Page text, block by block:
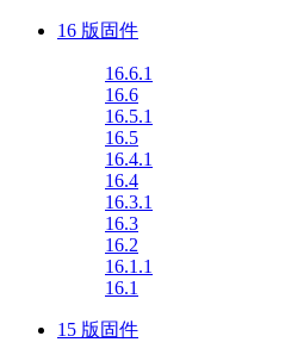
16 版固件
16.6.1
16.6
16.5.1
16.5
16.4.1
16.4
16.3.1
16.3
16.2
16.1.1
16.1
15 版固件